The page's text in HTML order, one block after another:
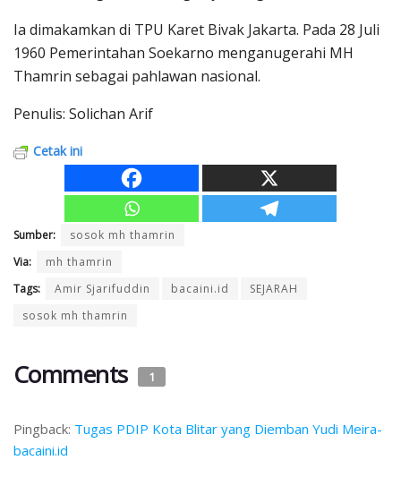
Ia dimakamkan di TPU Karet Bivak Jakarta. Pada 28 Juli
1960 Pemerintahan Soekarno menganugerahi MH
Thamrin sebagai pahlawan nasional.
Penulis: Solichan Arif
Cetak ini
Sumber:
sosok mh thamrin
Via:
mh thamrin
Tags:
Amir Sjarifuddin bacaini.id
SEJARAH
sosok mh thamrin
Comments 1
Pingback: Tugas PDIP Kota Blitar yang Diemban Yudi Meira-
bacaini.id